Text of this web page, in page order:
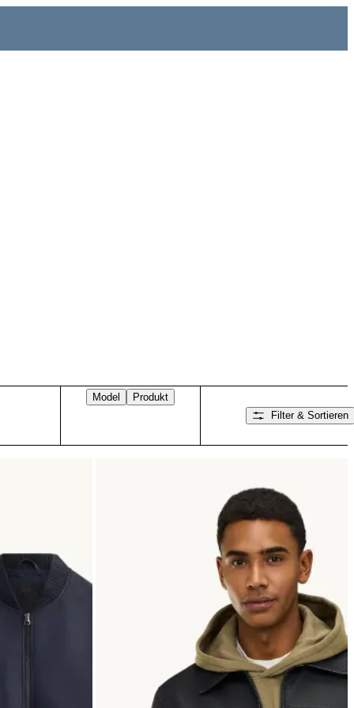
Model
Produkt
Filter & Sortieren